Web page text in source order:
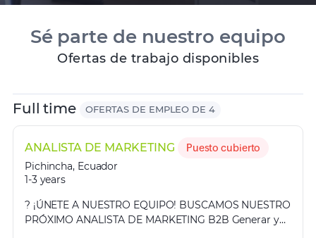
Sé parte de nuestro equipo
Ofertas de trabajo disponibles
Full time OFERTAS DE EMPLEO DE 4
ANALISTA DE MARKETING Puesto cubierto
Pichincha, Ecuador
1-3 years
? ¡ÚNETE A NUESTRO EQUIPO! BUSCAMOS NUESTRO
PRÓXIMO ANALISTA DE MARKETING B2B Generar y